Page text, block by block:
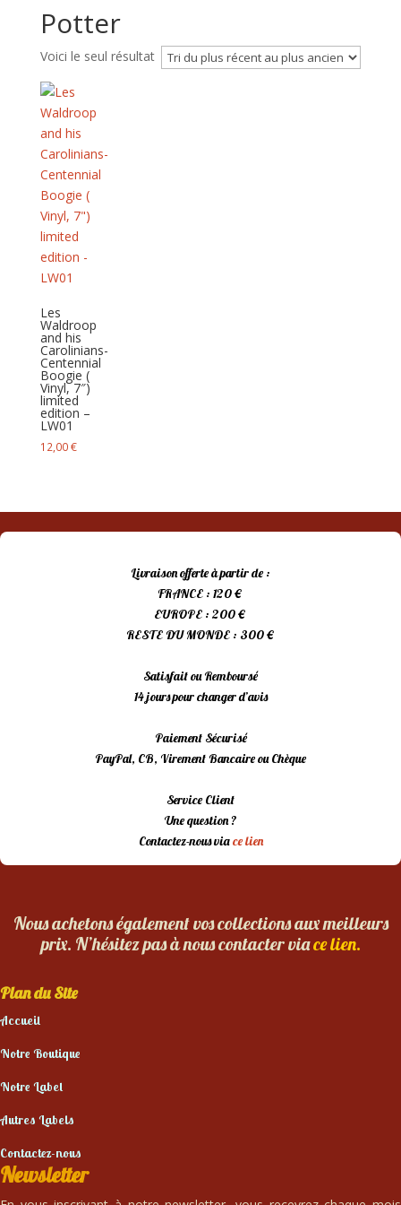
Potter
Voici le seul résultat
Les
Waldroop
and his
Carolinians-
Centennial
Boogie (
Vinyl, 7″)
limited
edition –
LW01
12,00€
Livraison offerte à partir de :
FRANCE : 120 €
EUROPE : 200 €
RESTE DU MONDE : 300 €
Satisfait ou Remboursé
14 jours pour changer d’avis
Paiement Sécurisé
PayPal, CB, Virement Bancaire ou Chèque
Service Client
Une question ?
Contactez-nous viace lien
Nous achetons également vos collections aux meilleurs
prix. N’hésitez pas à nous contacter viace lien.
Plan du Site
Accueil
Notre Boutique
Notre Label
Autres Labels
Contactez-nous
Newsletter